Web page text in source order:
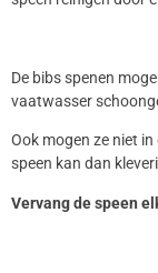
De bibs spenen
vaatwasser
Ook mogen ze niet
speen kan dan
Vervang de speen